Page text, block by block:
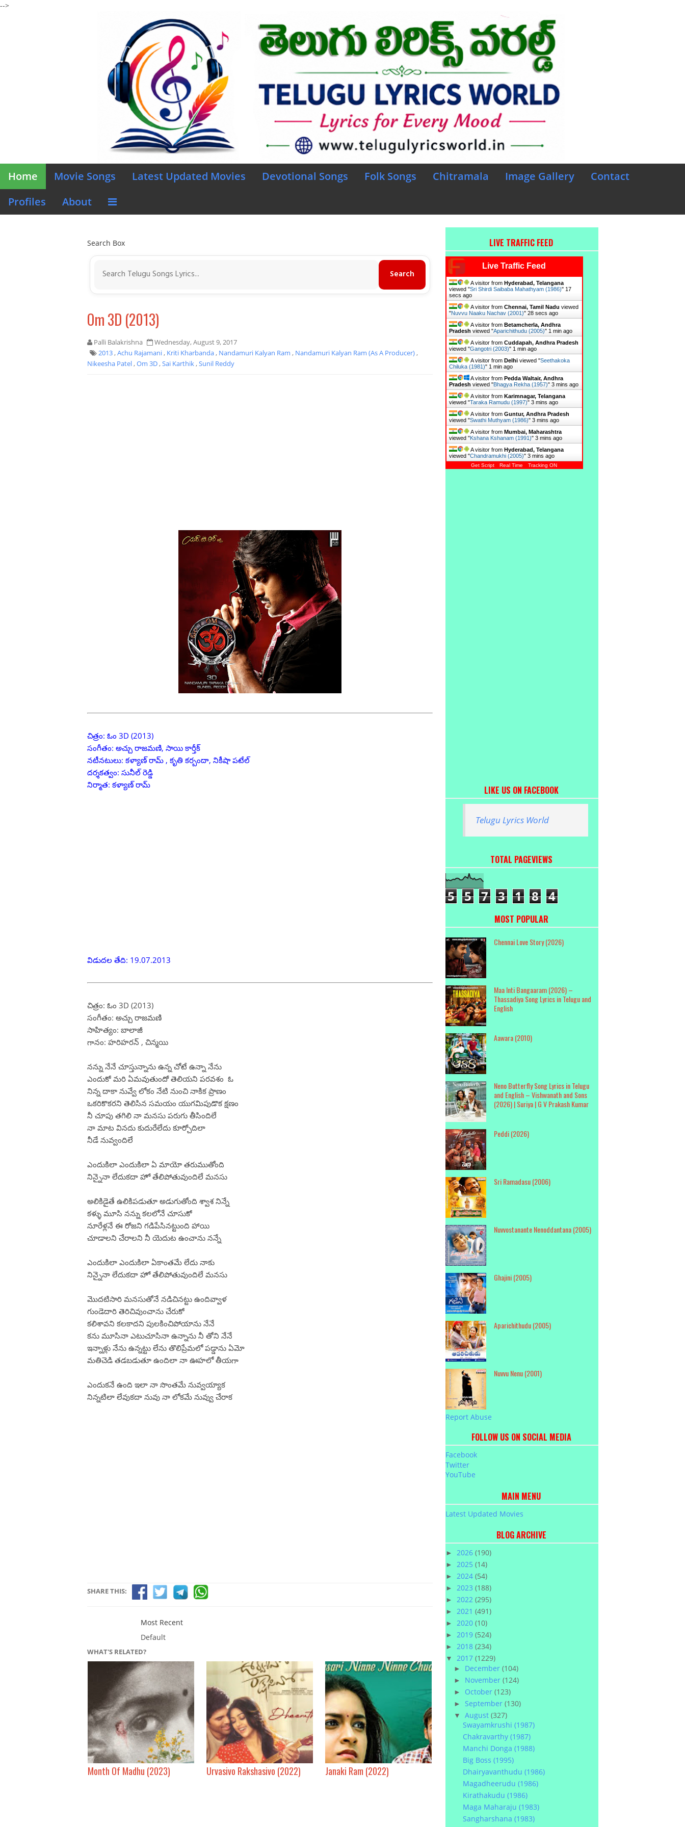
-->
Home Movie Songs Latest Updated Movies Devotional Songs Folk Songs Chitramala Image Gallery
Contact
Profiles
About
Search Box
Om 3D (2013)
Palli Balakrishna
Wednesday, August 9, 2017
2013,Achu Rajamani, Kriti Kharbanda, Nandamuri Kalyan Ram , Nandamuri Kalyan Ram (as A Producer),
Nikeesha Patel,Om 3D,Sai Karthik,Sunil Reddy
చిత్రం: ఓం 3D (2013)
సంగీతం: అచ్చు రాజమణి, సాయి కార్తీక్
నటీనటులు: కళ్యాణ్ రామ్ , కృతి కర్బందా, నికీషా పటేల్
దర్శకత్వం: సునీల్ రెడ్డి
నిర్మాత: కళ్యాణ్ రామ్
విడుదల తేది: 19.07.2013
చిత్రం: ఓం 3D (2013)
సంగీతం: అచ్చు రాజమణి
సాహిత్యం: బాలాజీ
గానం: హరిహరన్ , చిన్మయి
నన్ను నేనే చూస్తున్నాను ఉన్న చోటే ఉన్నా నేను
ఎందుకో మరి ఏమవుతుందో తెలియని పరవశం ఓ
నిన్న దాకా నువ్వే లోకం నేటి నుంచి నాకిక ప్రాణం
ఒకరికొకరని తెలిసిన సమయం యుగమిపుడొక క్షణం
నీ చూపు తగిలి నా మనసు పరుగు తీసిందిలే
నా మాట వినదు కుదురేలేదు కూర్చోదిలా
నీడే నువ్వందిలే
ఎందుకిలా ఎందుకిలా ఏ మాయో తరుముతోంది
నిన్నైనా లేదుకదా హో తేలిపోతువుందిలే మనసు
అలికిడైతే ఉలికిపడుతూ అడుగుతోంది శ్వాశ నిన్నే
కళ్ళు మూసి నన్ను కలలోనే చూసుకో
నూరేళ్లనే ఈ రోజని గడిపేసినట్టుంది హాయి
చూడాలని చేరాలని నీ యెదుట ఉంచాను నన్నే
ఎందుకిలా ఎందుకిలా ఏకాంతమే లేదు నాకు
నిన్నైనా లేదుకదా హో తేలిపోతువుందిలే మనసు
మొదటిసారి మనసుతోనే నడిచినట్టు ఉందివ్వాళ
గుండెదారి తెరిచివుంచాను చేరుకో
కలిశావని కలకాదని పులకించిపోయాను నేనే
కను మూసినా ఎటుచూసినా ఉన్నాను నీ తోని నేనే
ఇన్నాళ్లు నేను ఉన్నట్టు లేను తొలిప్రేమలో పడ్డాను ఏమో
మతిచెడి తడబడుతూ ఉందిలా నా ఊహలో తీయగా
ఎందుకనే ఉంది ఇలా నా సొంతమే నువ్వయ్యాక
నిన్నటిలా లేవుకదా నువు నా లోకమే నువ్వు చేరాక
SHARE THIS:
Most Recent
Default
WHAT'S RELATED?
Month Of Madhu (2023) Urvasivo Rakshasivo (2022) Janaki Ram (2022)
LIVE TRAFFIC FEED
Live Traffic Feed
A visitor from Hyderabad, Telangana
viewed "Sri Shirdi Saibaba Mahathyam (1986)" 18
secs ago
A visitor from Chennai, Tamil Nadu viewed
"Nuvvu Naaku Nachav (2001)" 29 secs ago
A visitor from Betamcherla, Andhra
Pradesh viewed "Aparichithudu (2005)" 1 min ago
A visitor from Cuddapah, Andhra Pradesh
viewed "Gangotri (2003)" 1 min ago
A visitor from Delhiviewed "Seethakoka
Chiluka (1981)" 1 min ago
A visitor from Pedda Waltair, Andhra
Pradesh viewed "Bhagya Rekha (1957)" 3 mins ago
A visitor from Karimnagar, Telangana
viewed "Taraka Ramudu (1997)" 3 mins ago
A visitor from Guntur, Andhra Pradesh
viewed "Swathi Muthyam (1986)" 3 mins ago
A visitor from Mumbai, Maharashtra
viewed "Kshana Kshanam (1991)" 3 mins ago
A visitor from Hyderabad, Telangana
viewed "Chandramukhi (2005)" 3 mins ago
Get Script Real Time Tracking ON
LIKE US ON FACEBOOK
Telugu Lyrics World
TOTAL PAGEVIEWS
5 5 7 3 1 8 4
MOST POPULAR
Chennai Love Story (2026)
Maa Inti Bangaaram (2026) –
Thassadiya Song Lyrics in Telugu and
English
Aawara (2010)
Neno Butterfly Song Lyrics in Telugu
and English – Vishwanath and Sons
(2026) | Suriya | G V Prakash Kumar
Peddi (2026)
Sri Ramadasu (2006)
Nuvvostanante Nenoddantana (2005)
Ghajini (2005)
Aparichithudu (2005)
Nuvvu Nenu (2001)
Report Abuse
FOLLOW US ON SOCIAL MEDIA
Facebook
Twitter
YouTube
MAIN MENU
Latest Updated Movies
BLOG ARCHIVE
► 2026 (190)
► 2025 (14)
► 2024 (54)
► 2023 (188)
► 2022 (295)
► 2021 (491)
► 2020 (10)
► 2019 (524)
► 2018 (234)
▼ 2017 (1229)
► December(104)
► November(124)
► October(123)
► September(130)
▼August(327)
Swayamkrushi (1987)
Chakravarthy (1987)
Manchi Donga (1988)
Big Boss (1995)
Dhairyavanthudu (1986)
Magadheerudu (1986)
Kirathakudu (1986)
Maga Maharaju (1983)
Sangharshana (1983)